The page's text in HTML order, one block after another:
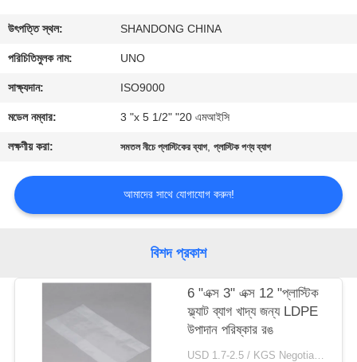
যোগাযোগ
করুন
খবর
কেস
PRIVACY
POLICY
উৎপত্তি স্থল: SHANDONG CHINA
পরিচিতিমুলক নাম: UNO
সাক্ষ্যদান: ISO9000
মডেল নম্বার: 3 "x 5 1/2" "20 এমআইসি
লক্ষণীয় করা: সমতল নীচে প্লাস্টিকের ব্যাগ,প্লাস্টিক পণ্য ব্যাগ
আমাদের সাথে যোগাযোগ করুন!
বিশদ প্রকাশ
6 "এক্স 3" এক্স 12 "প্লাস্টিক
ফ্ল্যাট ব্যাগ খাদ্য জন্য LDPE
উপাদান পরিষ্কার রঙ
USD 1.7-2.5 / KGS Negotiable MOQ:1000KGS